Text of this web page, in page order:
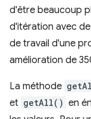
d'être beaucoup
d'itération avec
de travail d'une
amélioration de
La méthode
et getAll() en